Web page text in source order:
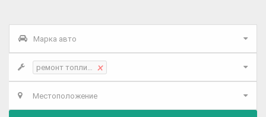
Марка авто
ремонт топливной системы
×
Местоположение